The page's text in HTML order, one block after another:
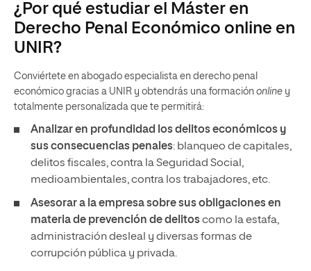
¿Por qué estudiar el Máster en
Derecho Penal Económico online en
UNIR?
Conviértete en abogado especialista en derecho penal
económico gracias a UNIR y obtendrás una formación online y
totalmente personalizada que te permitirá:
Analizar en profundidad los delitos económicos y
sus consecuencias penales: blanqueo de capitales,
delitos fiscales, contra la Seguridad Social,
medioambientales, contra los trabajadores, etc.
Asesorar a la empresa sobre sus obligaciones en
materia de prevención de delitoscomo la estafa,
administración desleal y diversas formas de
corrupción pública y privada.